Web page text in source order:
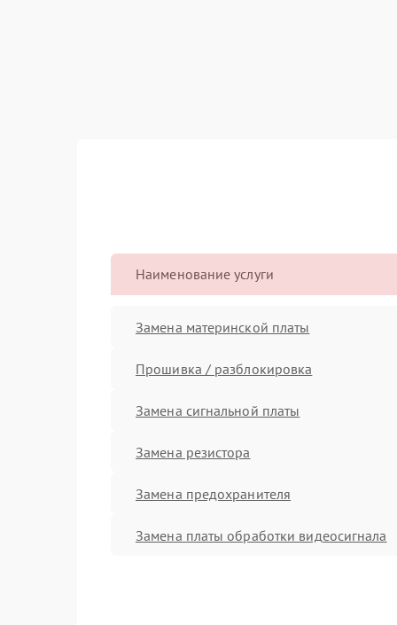
Наименование услуги
Замена материнской платы
Прошивка / разблокировка
Замена сигнальной платы
Замена резистора
Замена предохранителя
Замена платы обработки видеосигнала